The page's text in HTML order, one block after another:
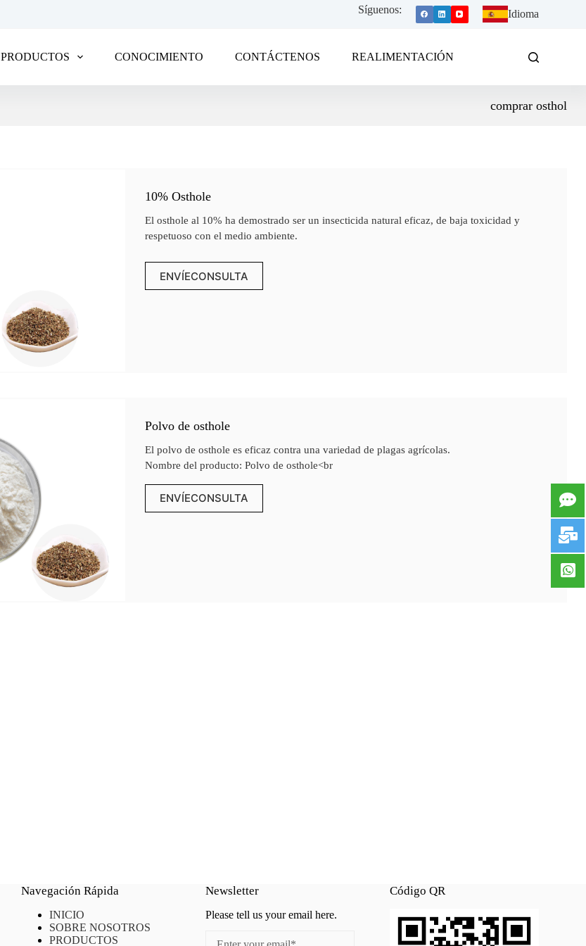
Síguenos: Idioma
PRODUCTOS CONOCIMIENTO CONTÁCTENOS REALIMENTACIÓN
comprar osthol
10% Osthole
El osthole al 10% ha demostrado ser un insecticida natural eficaz, de baja toxicidad y
respetuoso con el medio ambiente.
ENVÍECONSULTA
Polvo de osthole
El polvo de osthole es eficaz contra una variedad de plagas agrícolas.
Nombre del producto: Polvo de osthole<br
ENVÍECONSULTA
Navegación Rápida
INICIO
SOBRE NOSOTROS
PRODUCTOS
Newsletter
Please tell us your email here.
Código QR